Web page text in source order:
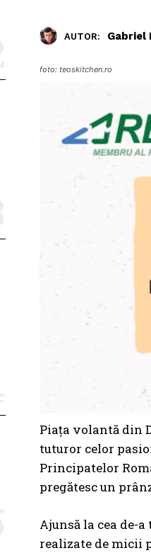
AUTOR: Gabriel
foto: teoskitchen.ro
Piața volantă din
tuturor celor
Principatelor
pregătesc un
Ajunsă la cea de-
realizate de micii